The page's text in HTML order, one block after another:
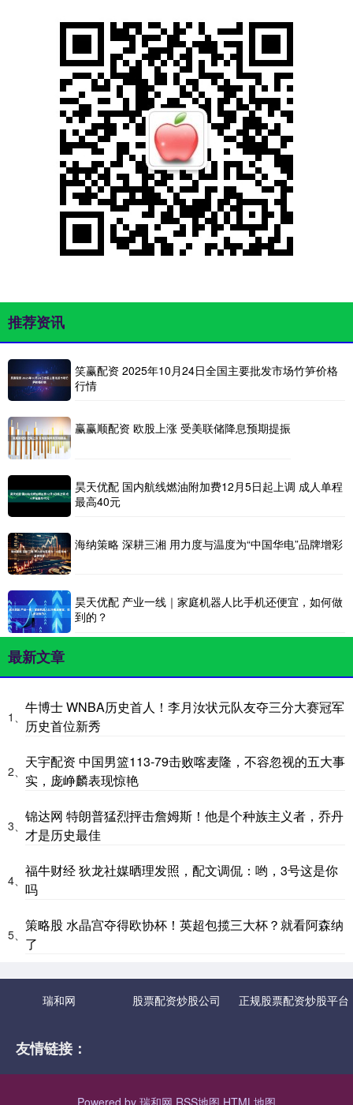
推荐资讯
笑赢配资 2025年10月24日全国主要批发市场竹笋价格
行情
赢赢顺配资 欧股上涨 受美联储降息预期提振
昊天优配 国内航线燃油附加费12月5日起上调 成人单程
最高40元
海纳策略 深耕三湘 用力度与温度为“中国华电”品牌增彩
昊天优配 产业一线｜家庭机器人比手机还便宜，如何做
到的？
最新文章
1、
牛博士 WNBA历史首人！李月汝状元队友夺三分大赛冠军
历史首位新秀
2、
天宇配资 中国男篮113-79击败喀麦隆，不容忽视的五大事
实，庞峥麟表现惊艳
3、
锦达网 特朗普猛烈抨击詹姆斯！他是个种族主义者，乔丹
才是历史最佳
4、
福牛财经 狄龙社媒晒理发照，配文调侃：哟，3号这是你
吗
5、
策略股 水晶宫夺得欧协杯！英超包揽三大杯？就看阿森纳
了
瑞和网 股票配资炒股公司 正规股票配资炒股平台
友情链接：
Powered by 瑞和网 RSS地图 HTML地图